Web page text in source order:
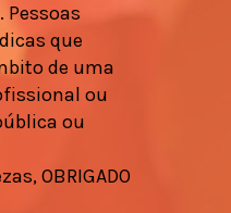
Pessoas
que
de uma
ou
ou
OBRIGADO